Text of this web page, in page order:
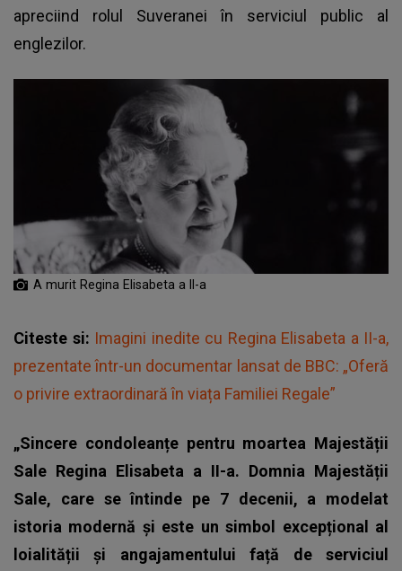
apreciind rolul Suveranei în serviciul public al
englezilor.
A murit Regina Elisabeta a II-a
Citeste si: Imagini inedite cu Regina Elisabeta a II-a,
prezentate într-un documentar lansat de BBC: „Oferă
o privire extraordinară în viața Familiei Regale”
„Sincere condoleanțe pentru moartea Majestății
Sale Regina Elisabeta a II-a. Domnia Majestății
Sale, care se întinde pe 7 decenii, a modelat
istoria modernă și este un simbol excepțional al
loialității și angajamentului față de serviciul